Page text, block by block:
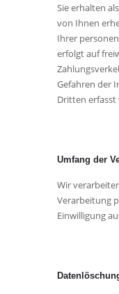
Sie erhalten
von Ihnen
Ihrer
erfolgt auf
Gefahren der
Dritten erfasst
Umfang der
Wir
Verarbeitung
Einwilligung